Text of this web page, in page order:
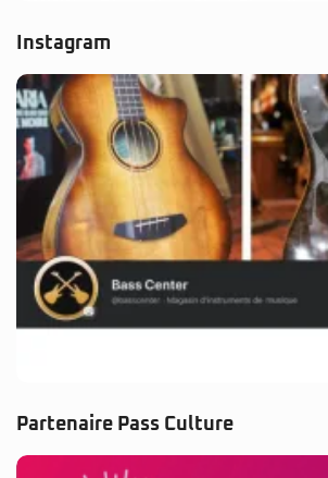
Instagram
Partenaire Pass Culture